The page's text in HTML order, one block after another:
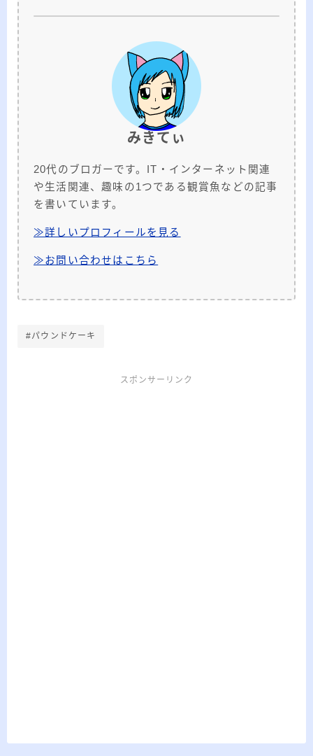
みきてぃ
20代のブロガーです。IT・インターネット関連
や生活関連、趣味の1つである観賞魚などの記事
を書いています。
≫詳しいプロフィールを見る
≫お問い合わせはこちら
#パウンドケーキ
スポンサーリンク